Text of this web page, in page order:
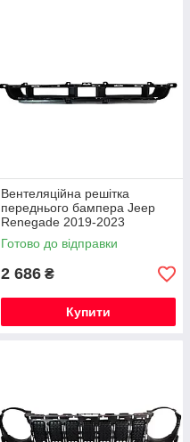
Вентеляційна решітка
переднього бампера Jeep
Renegade 2019-2023
6VM67LXHAA
Готово до відправки
2 686 ₴
Купити